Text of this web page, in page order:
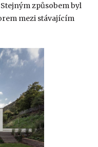
způsobem byl
mezi stávajícím